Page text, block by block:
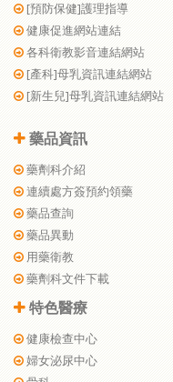
[預防保健]護理指導
健康促進網站連結
各科衛教影音連結網站
[產科]母乳資訊連結網站
[新生兒]母乳資訊連結網站
藥品資訊
藥劑科介紹
連續處方簽預約領藥
藥品查詢
藥品異動
用藥衛教
藥劑科文件下載
特色醫療
健康檢查中心
婦女泌尿中心